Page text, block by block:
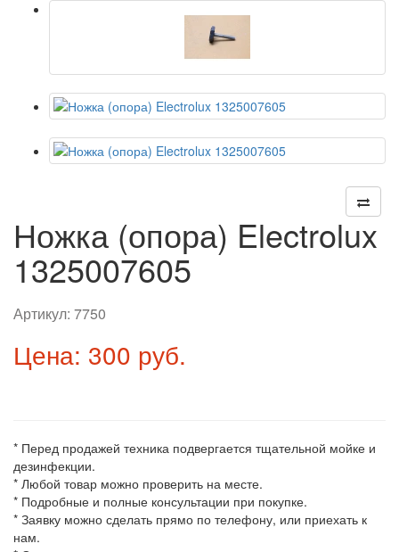
Ножка (опора) Electrolux
1325007605
Артикул: 7750
Цена: 300 руб.
* Перед продажей техника подвергается тщательной мойке и
дезинфекции.
* Любой товар можно проверить на месте.
* Подробные и полные консультации при покупке.
* Заявку можно сделать прямо по телефону, или приехать к
нам.